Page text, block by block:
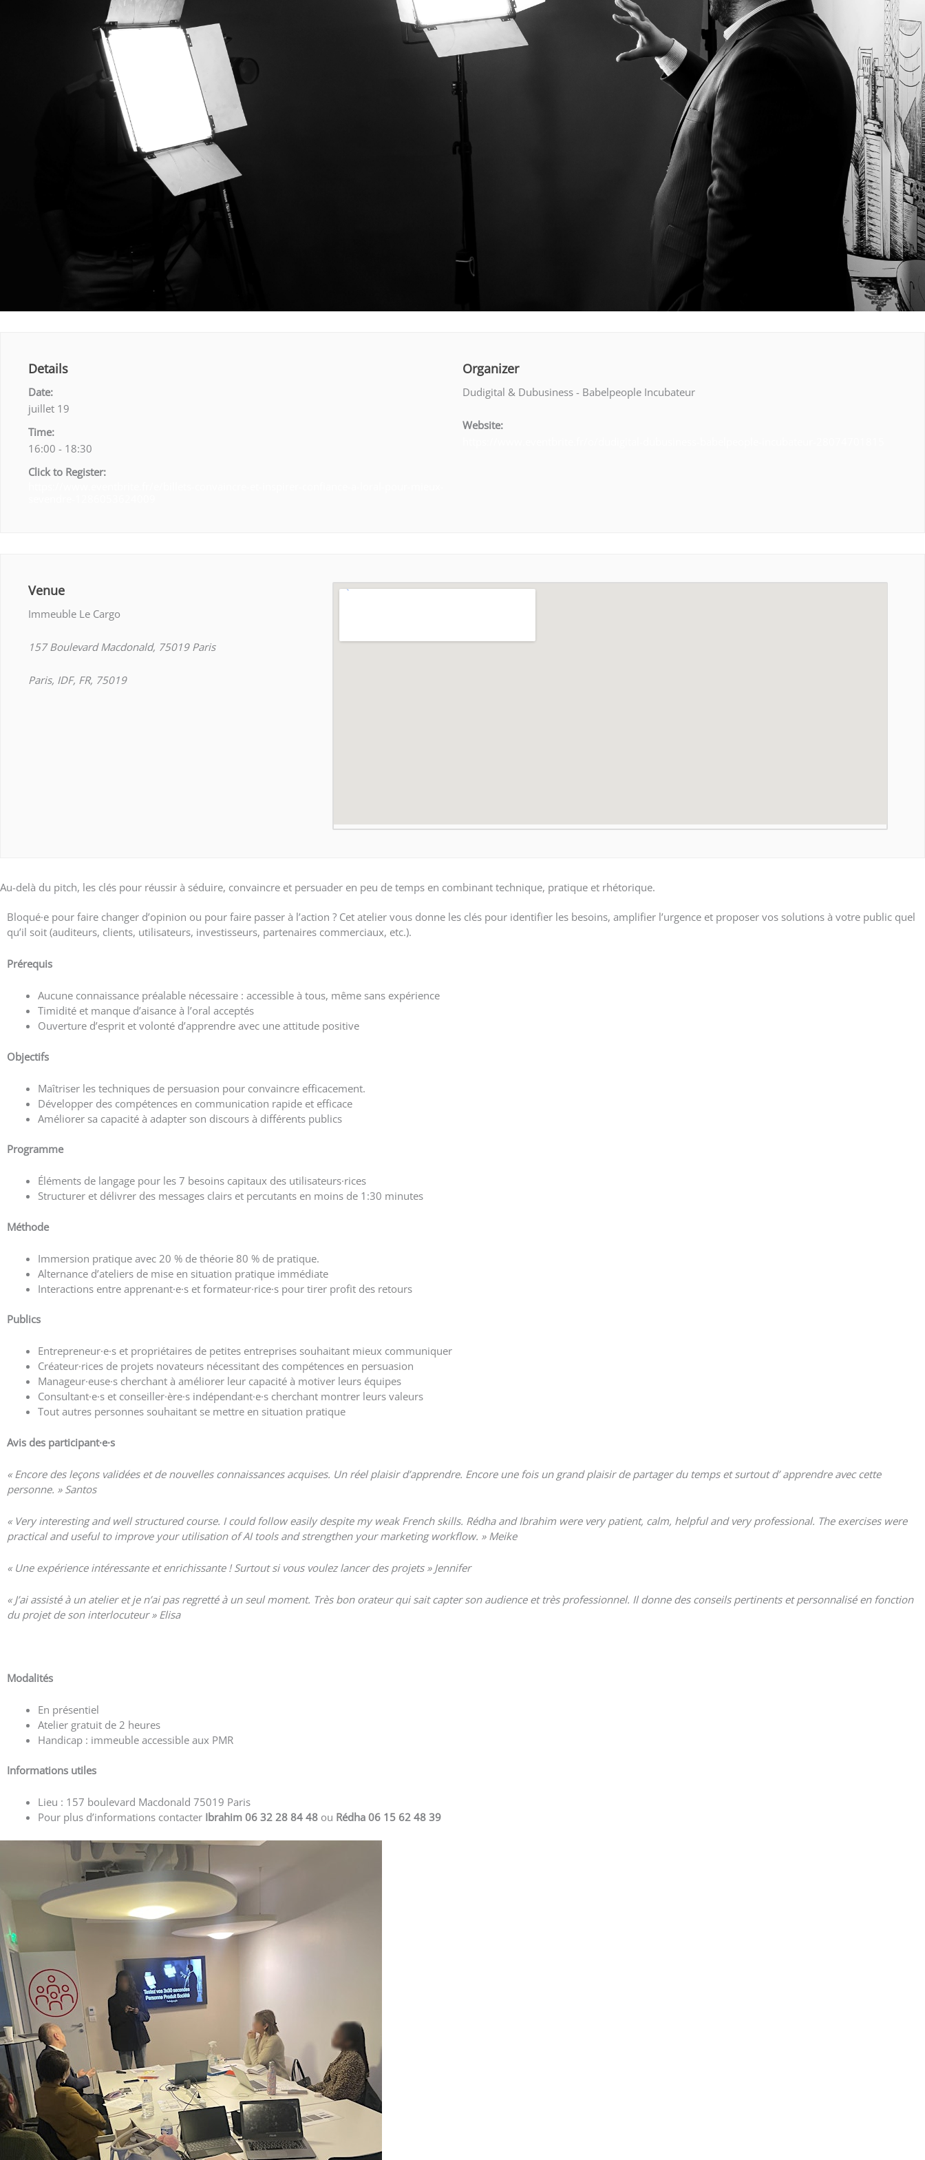
Details
Date:
juillet 19
Time:
16:00 - 18:30
Click to Register:
Organizer
Dudigital & Dubusiness - Babelpeople Incubateur
Website:
Venue
Immeuble Le Cargo
157 Boulevard Macdonald, 75019 Paris
Paris, IDF, FR, 75019
Au-delà du pitch, les clés pour réussir à séduire, convaincre et persuader en peu de temps en combinant technique, pratique et rhétorique.
Bloqué·e pour faire changer d’opinion ou pour faire passer à l’action ? Cet atelier vous donne les clés pour identifier les besoins, amplifier l’urgence et proposer vos solutions à votre public quel
qu’il soit (auditeurs, clients, utilisateurs, investisseurs, partenaires commerciaux, etc.).
Prérequis
Aucune connaissance préalable nécessaire : accessible à tous, même sans expérience
Timidité et manque d’aisance à l’oral acceptés
Ouverture d’esprit et volonté d’apprendre avec une attitude positive
Objectifs
Maîtriser les techniques de persuasion pour convaincre efficacement.
Développer des compétences en communication rapide et efficace
Améliorer sa capacité à adapter son discours à différents publics
Programme
Éléments de langage pour les 7 besoins capitaux des utilisateurs·rices
Structurer et délivrer des messages clairs et percutants en moins de 1:30 minutes
Méthode
Immersion pratique avec 20 % de théorie 80 % de pratique.
Alternance d’ateliers de mise en situation pratique immédiate
Interactions entre apprenant·e·s et formateur·rice·s pour tirer profit des retours
Publics
Entrepreneur·e·s et propriétaires de petites entreprises souhaitant mieux communiquer
Créateur·rices de projets novateurs nécessitant des compétences en persuasion
Manageur·euse·s cherchant à améliorer leur capacité à motiver leurs équipes
Consultant·e·s et conseiller·ère·s indépendant·e·s cherchant montrer leurs valeurs
Tout autres personnes souhaitant se mettre en situation pratique
Avis des participant·e·s
« Encore des leçons validées et de nouvelles connaissances acquises. Un réel plaisir d’apprendre. Encore une fois un grand plaisir de partager du temps et surtout d’ apprendre avec cette
personne. » Santos
« Very interesting and well structured course. I could follow easily despite my weak French skills. Rédha and Ibrahim were very patient, calm, helpful and very professional. The exercises were
practical and useful to improve your utilisation of AI tools and strengthen your marketing workflow. » Meike
« Une expérience intéressante et enrichissante ! Surtout si vous voulez lancer des projets » Jennifer
« J’ai assisté à un atelier et je n’ai pas regretté à un seul moment. Très bon orateur qui sait capter son audience et très professionnel. Il donne des conseils pertinents et personnalisé en fonction
du projet de son interlocuteur » Elisa
Modalités
En présentiel
Atelier gratuit de 2 heures
Handicap : immeuble accessible aux PMR
Informations utiles
Lieu : 157 boulevard Macdonald 75019 Paris
Pour plus d’informations contacter Ibrahim 06 32 28 84 48 ou Rédha 06 15 62 48 39